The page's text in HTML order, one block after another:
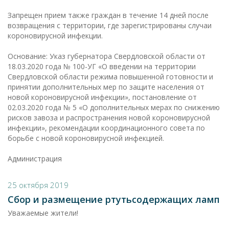
Запрещен прием также граждан в течение 14 дней после
возвращения с территории, где зарегистрированы случаи
короновирусной инфекции.
Основание: Указ губернатора Свердловской области от
18.03.2020 года № 100-УГ «О введении на территории
Свердловской области режима повышенной готовности и
принятии дополнительных мер по защите населения от
новой короновирусной инфекции», постановление от
02.03.2020 года № 5 «О дополнительных мерах по снижению
рисков завоза и распространения новой короновирусной
инфекции», рекомендации координационного совета по
борьбе с новой короновирусной инфекцией.
Администрация
25 октября 2019
Сбор и размещение ртутьсодержащих ламп
Уважаемые жители!